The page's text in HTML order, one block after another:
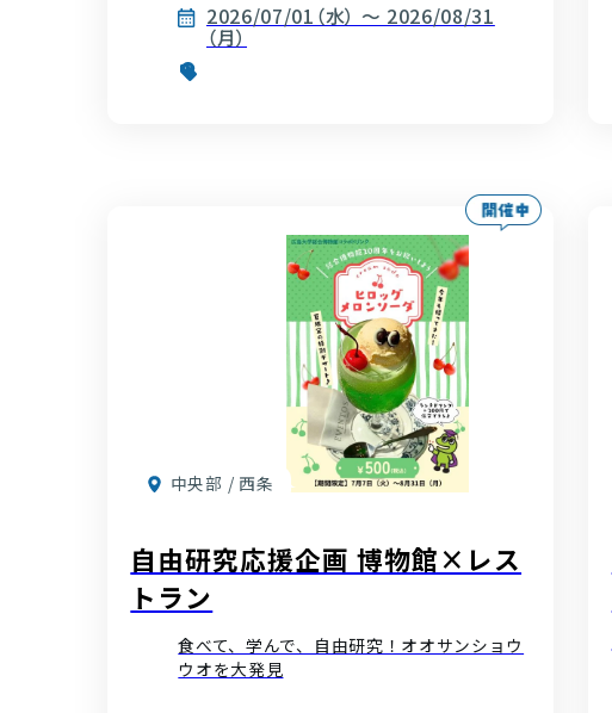
2026/07/01（水） ～ 2026/08/31
（月）
中央部 / 西条
自由研究応援企画 博物館×レス
トラン
食べて、学んで、自由研究！オオサンショウ
ウオを大発見